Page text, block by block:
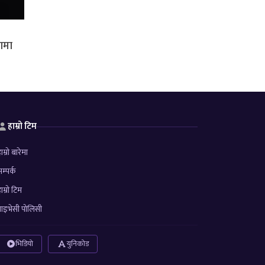
हाम्रो टिम
बारेमा
टिम
पोलिसी
भिडियो युनिकोड